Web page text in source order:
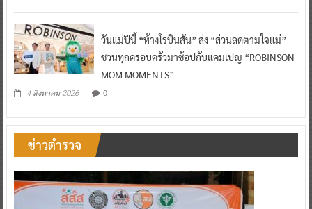
วันแม่ปีนี้ “ห้างโรบินสัน” ส่ง “ส่วนลดตามใจแม่”
ชวนทุกครอบครัวมาช้อปกับแคมเปญ “ROBINSON
MOM MOMENTS”
4 สิงหาคม 2026 0
ข่าวตำรวจ